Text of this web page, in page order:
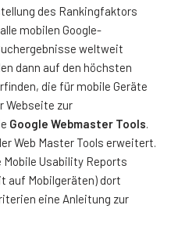
des Rankingfaktors
mobilen Google-
weltweit
dann auf den höchsten
die für mobile Geräte
Webseite zur
Google Webmaster Tools.
Web Master Tools erweitert.
Usability Reports
auf Mobilgeräten) dort
eine Anleitung zur